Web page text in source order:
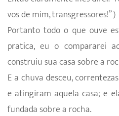
vos de mim, transgressores!” )
Portanto todo o que ouve
pratica, eu o compararei
construiu sua casa sobre a
E a chuva desceu,
e atingiram aquela casa; e
fundada sobre a rocha.